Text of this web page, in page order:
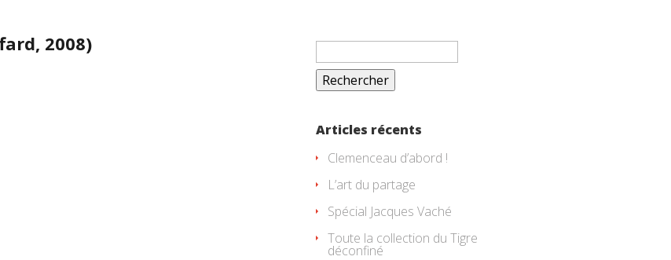
2008) Rechercher :
Articles récents
Clemenceau d’abord !
L’art du partage
Spécial Jacques Vaché
Toute la collection du Tigre
déconfiné